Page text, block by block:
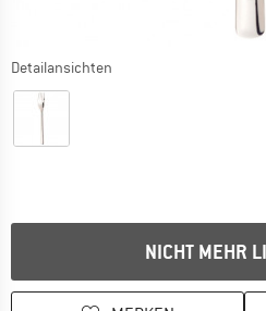
Detailansichten
NICHT MEHR